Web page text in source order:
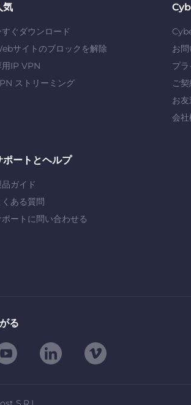
気
ぐダウンロード
サイトのブロックを解除
用IP VPN
ストリーミング
お
プ
ご
お
会
ポートとヘルプ
ガイド
くある質問
ートに問い合わせる
る